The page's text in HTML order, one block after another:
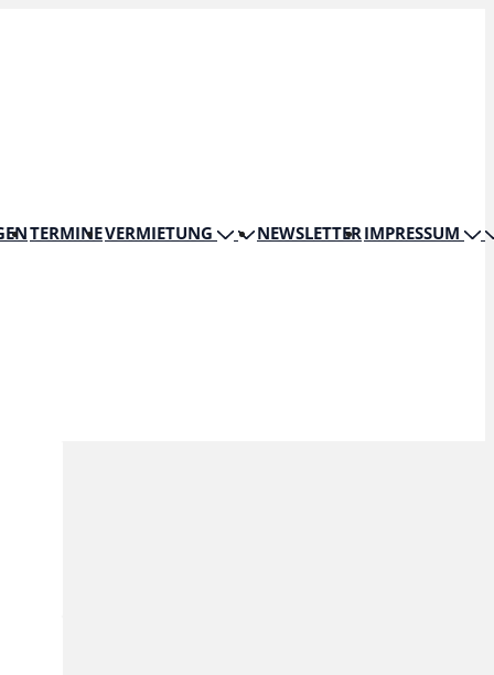
TERMINEVERMIETUNG NEWSLETTERIMPRESSUM